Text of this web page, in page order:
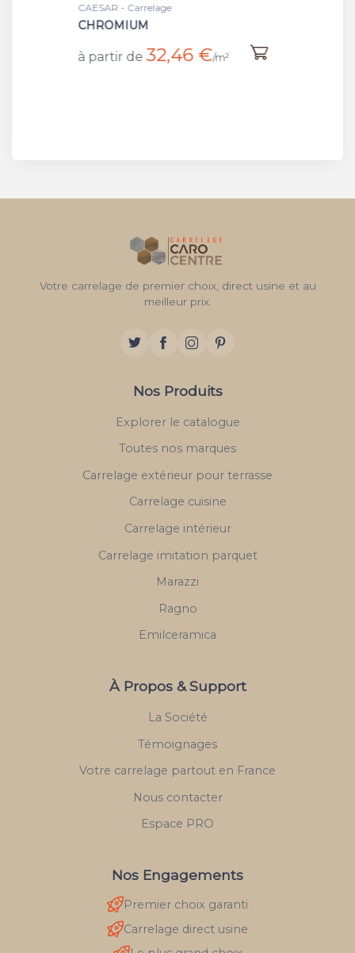
CAESAR - Finition et décors
SC. ANG.CHROMIUM NAT
à partir de 50,03 €/pièce
Votre carrelage de premier choix, direct usine et au
meilleur prix.
Nos Produits
Explorer le catalogue
Toutes nos marques
Carrelage extérieur pour terrasse
Carrelage cuisine
Carrelage intérieur
Carrelage imitation parquet
Marazzi
Ragno
Emilceramica
À Propos & Support
La Société
Témoignages
Votre carrelage partout en France
Nous contacter
Espace PRO
Nos Engagements
Premier choix garanti
Carrelage direct usine